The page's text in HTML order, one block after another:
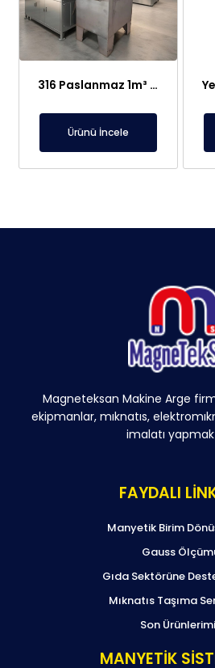
316 Paslanmaz 1m³ Elektroliz Hücresi | 7 Katot 8 Anot Altın Gümüş Rafinasyon Sistemi
Ürünü İncele
Magneteksan Makine Arge
ekipmanlar, mıknatıs,
imalatı
FAYDALI
Manyetik Birim
Gauss
Gıda Sektörüne
Mıknatıs Taşıma
Son
MANYETİK